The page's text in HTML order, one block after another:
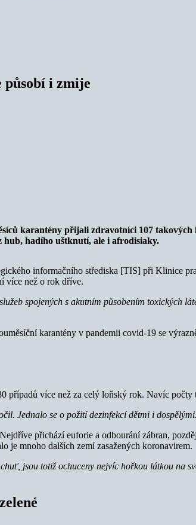
působí i zmije
karantény přijali zdravotníci 107
hadího uštknutí, ale i afrodisiaky.
informačního střediska [TIS] při Klinice
více než o rok dříve.
spojených s akutním působením toxických
karantény v pandemii covid-19 se
případů více než za celý loňský rok. Navíc počty
Jednalo se o požití dezinfekcí dětmi i
přichází euforie a odbourání zábran,
je mnoho dalších zemí zasažených koronavirem.
jsou totiž ochuceny nejvíc hořkou látkou na